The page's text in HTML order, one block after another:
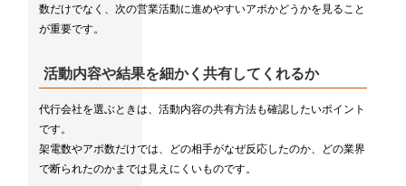
数だけでなく、次の営業活動に進めやすいアポかどうかを見ること
が重要です。
活動内容や結果を細かく共有してくれるか
代行会社を選ぶときは、活動内容の共有方法も確認したいポイント
です。
架電数やアポ数だけでは、どの相手がなぜ反応したのか、どの業界
で断られたのかまでは見えにくいものです。